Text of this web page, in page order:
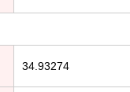
34.93274